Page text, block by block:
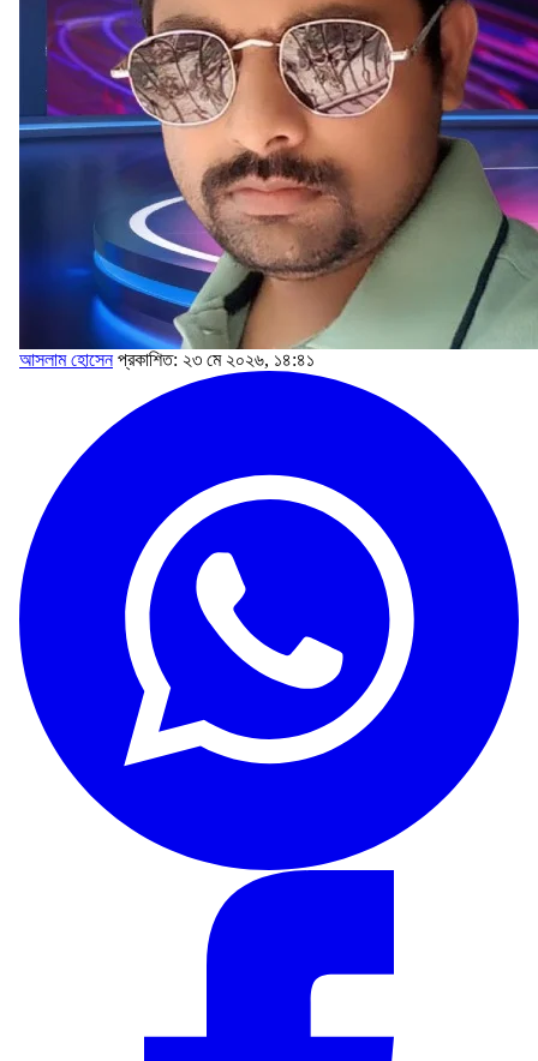
আসলাম হোসেন প্রকাশিত: ২৩ মে ২০২৬, ১৪:৪১